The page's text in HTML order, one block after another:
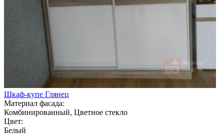
Шкаф-купе Глянец
Материал фасада:
Комбинированный, Цветное стекло
Цвет:
Белый